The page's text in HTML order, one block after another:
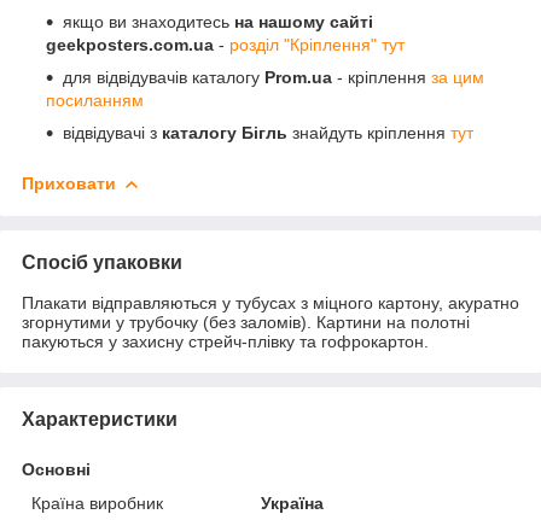
якщо ви знаходитесь на нашому сайті
geekposters.com.ua - розділ "Кріплення" тут
для відвідувачів каталогу Prom.ua - кріплення за цим
посиланням
відвідувачі з каталогу Бігль знайдуть кріплення тут
Приховати
Спосіб упаковки
Плакати відправляються у тубусах з міцного картону, акуратно
згорнутими у трубочку (без заломів). Картини на полотні
пакуються у захисну стрейч-плівку та гофрокартон.
Характеристики
Основні
Країна виробник
Україна